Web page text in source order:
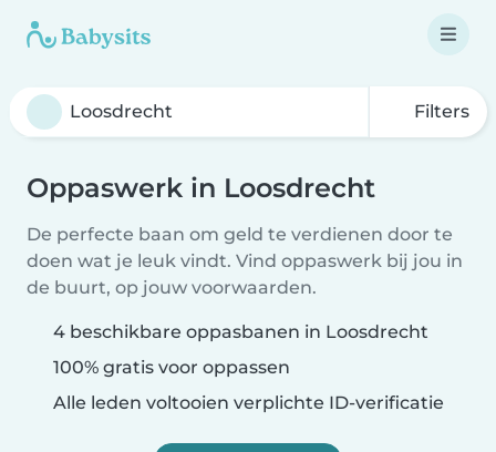
Filters
Oppaswerk in Loosdrecht
De perfecte baan om geld te verdienen door te
doen wat je leuk vindt. Vind oppaswerk bij jou in
de buurt, op jouw voorwaarden.
4 beschikbare oppasbanen in Loosdrecht
100% gratis voor oppassen
Alle leden voltooien verplichte ID-verificatie